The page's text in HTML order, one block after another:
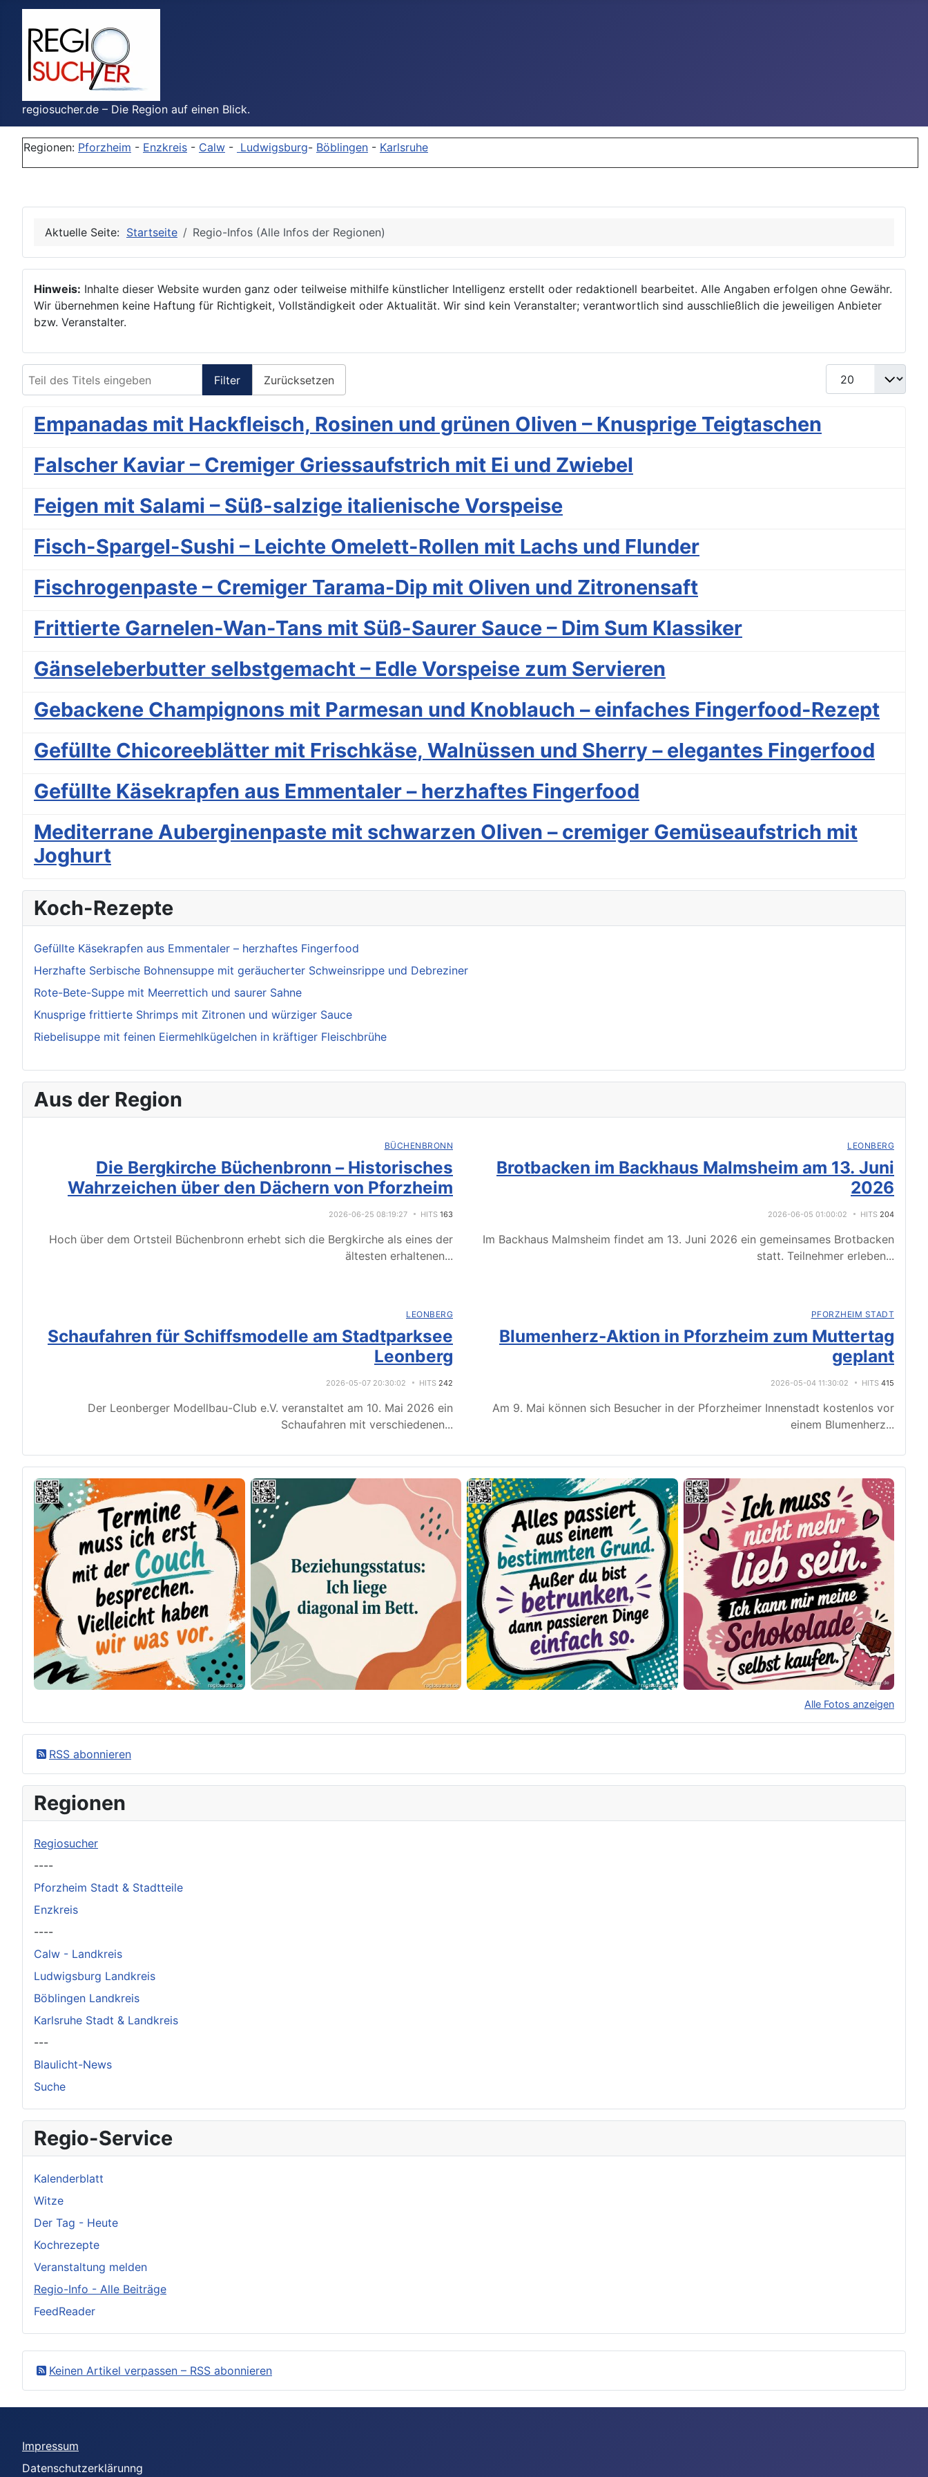
regiosucher.de – Die Region auf einen Blick.
Regionen: Pforzheim - Enzkreis - Calw - Ludwigsburg- Böblingen - Karlsruhe
Aktuelle Seite: Startseite Regio-Infos (Alle Infos der Regionen)
Hinweis: Inhalte dieser Website wurden ganz oder teilweise mithilfe künstlicher Intelligenz erstellt oder redaktionell bearbeitet. Alle Angaben erfolgen ohne Gewähr.
Wir übernehmen keine Haftung für Richtigkeit, Vollständigkeit oder Aktualität. Wir sind kein Veranstalter; verantwortlich sind ausschließlich die jeweiligen Anbieter
bzw. Veranstalter.
Filter Zurücksetzen
Anzeige #
Empanadas mit Hackfleisch, Rosinen und grünen Oliven – Knusprige Teigtaschen
Falscher Kaviar – Cremiger Griessaufstrich mit Ei und Zwiebel
Feigen mit Salami – Süß-salzige italienische Vorspeise
Fisch-Spargel-Sushi – Leichte Omelett-Rollen mit Lachs und Flunder
Fischrogenpaste – Cremiger Tarama-Dip mit Oliven und Zitronensaft
Frittierte Garnelen-Wan-Tans mit Süß-Saurer Sauce – Dim Sum Klassiker
Gänseleberbutter selbstgemacht – Edle Vorspeise zum Servieren
Gebackene Champignons mit Parmesan und Knoblauch – einfaches Fingerfood-Rezept
Gefüllte Chicoreeblätter mit Frischkäse, Walnüssen und Sherry – elegantes Fingerfood
Gefüllte Käsekrapfen aus Emmentaler – herzhaftes Fingerfood
Mediterrane Auberginenpaste mit schwarzen Oliven – cremiger Gemüseaufstrich mit
Joghurt
Koch-Rezepte
Gefüllte Käsekrapfen aus Emmentaler – herzhaftes Fingerfood
Herzhafte Serbische Bohnensuppe mit geräucherter Schweinsrippe und Debreziner
Rote-Bete-Suppe mit Meerrettich und saurer Sahne
Knusprige frittierte Shrimps mit Zitronen und würziger Sauce
Riebelisuppe mit feinen Eiermehlkügelchen in kräftiger Fleischbrühe
Aus der Region
BÜCHENBRONN
Die Bergkirche Büchenbronn – Historisches
Wahrzeichen über den Dächern von Pforzheim
2026-06-25 08:19:27 HITS 163
Hoch über dem Ortsteil Büchenbronn erhebt sich die Bergkirche als eines der
ältesten erhaltenen...
LEONBERG
Brotbacken im Backhaus Malmsheim am 13. Juni
2026
2026-06-05 01:00:02 HITS 204
Im Backhaus Malmsheim findet am 13. Juni 2026 ein gemeinsames Brotbacken
statt. Teilnehmer erleben...
LEONBERG
Schaufahren für Schiffsmodelle am Stadtparksee
Leonberg
2026-05-07 20:30:02 HITS 242
Der Leonberger Modellbau-Club e.V. veranstaltet am 10. Mai 2026 ein
Schaufahren mit verschiedenen...
PFORZHEIM STADT
Blumenherz-Aktion in Pforzheim zum Muttertag
geplant
2026-05-04 11:30:02 HITS 415
Am 9. Mai können sich Besucher in der Pforzheimer Innenstadt kostenlos vor
einem Blumenherz...
Alle Fotos anzeigen
RSS abonnieren
Regionen
Regiosucher
----
Pforzheim Stadt & Stadtteile
Enzkreis
----
Calw - Landkreis
Ludwigsburg Landkreis
Böblingen Landkreis
Karlsruhe Stadt & Landkreis
---
Blaulicht-News
Suche
Regio-Service
Kalenderblatt
Witze
Der Tag - Heute
Kochrezepte
Veranstaltung melden
Regio-Info - Alle Beiträge
FeedReader
Keinen Artikel verpassen – RSS abonnieren
Impressum
Datenschutzerklärunng